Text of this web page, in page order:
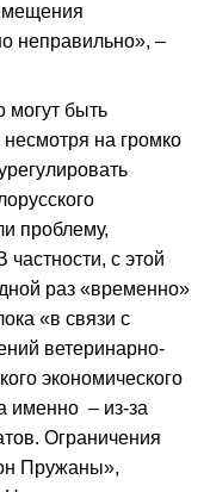
неправильно», –
могут быть
на громко
проблему,
с этой
раз «временно»
«в связи с
ветеринарно-
экономического
именно – из-за
Ограничения
Пружаны»,